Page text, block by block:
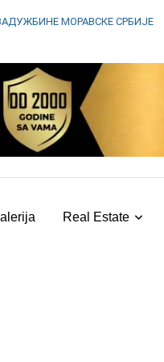
МОРАВСКЕ СРБИЈЕ
Real Estate